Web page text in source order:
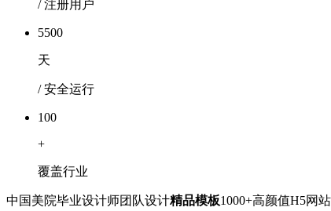
/ 注册用户
5500
天
/ 安全运行
100
+
覆盖行业
中国美院毕业设计师团队设计精品模板1000+高颜值H5网